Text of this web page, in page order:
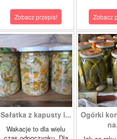
Zobacz przepis! Zobacz
Sałatka z kapusty i...
Wakacje to dla wielu
Ogórki